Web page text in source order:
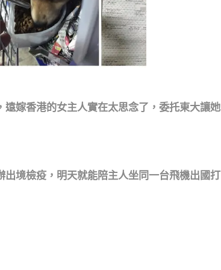
嫁香港的女主人實在太思念了，委托東大讓她
境檢疫，明天就能陪主人坐同一台飛機出國打